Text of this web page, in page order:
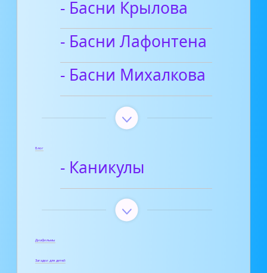
- Басни Крылова
- Басни Лафонтена
- Басни Михалкова
Блог
- Каникулы
Диафильмы
Загадки для детей